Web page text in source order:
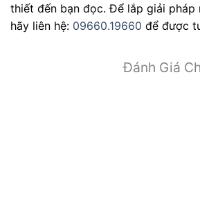
thiết đến bạn đọc. Để lắp giải pháp
hãy liên hệ: 09660.19660 để được
Đánh Giá